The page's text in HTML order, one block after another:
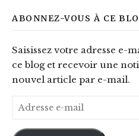
ABONNEZ-VOUS À CE
Saisissez votre adresse e-
ce blog et recevoir une
nouvel article par e-mail.
Adresse e-mail